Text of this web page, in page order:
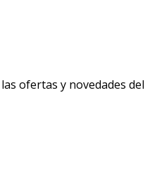
ofertas y novedades del